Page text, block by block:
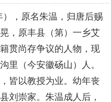
），原名朱温，归唐后赐
，原丰县（第）一乡艾
贯尚存争议的人物，现
里（今安徽砀山）人。
皆以教授为业。幼年丧
刘崇家。朱温成人后，